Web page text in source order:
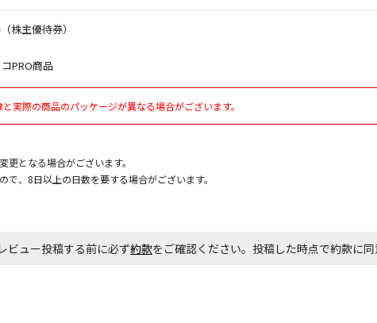
株主優待券）
PRO商品
際の商品のパッケージが異なる場合がございます。
となる場合がございます。
、8日以上の日数を要する場合がございます。
ビュー投稿する前に必ず約款をご確認ください。投稿した時点で約款